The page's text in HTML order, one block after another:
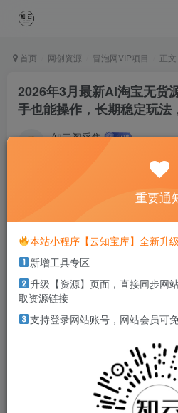
首页 网创资源 冒泡网VIP项目 正文
2026年3月最新AI淘宝无货
手也能操作，长期稳定玩法
知云阁采集
Love begins with a smile, grows
爱，起于微笑，浓于亲
本站部分资源打包为压缩包
解压密码，如果你下载的资
击解压密码
作，长期稳定玩法，月入1W+
重要通
本站小程序【云知宝库】全新升级
新增工具专区
升级【资源】页面，直接同步网
取资源链接
支持登录网站账号，网站会员可